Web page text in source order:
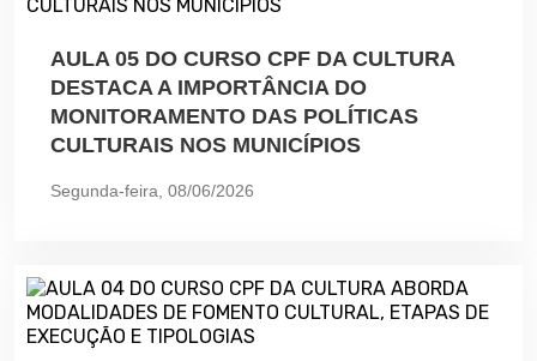
AULA 05 DO CURSO CPF DA CULTURA
DESTACA A IMPORTÂNCIA DO
MONITORAMENTO DAS POLÍTICAS
CULTURAIS NOS MUNICÍPIOS
Segunda-feira, 08/06/2026